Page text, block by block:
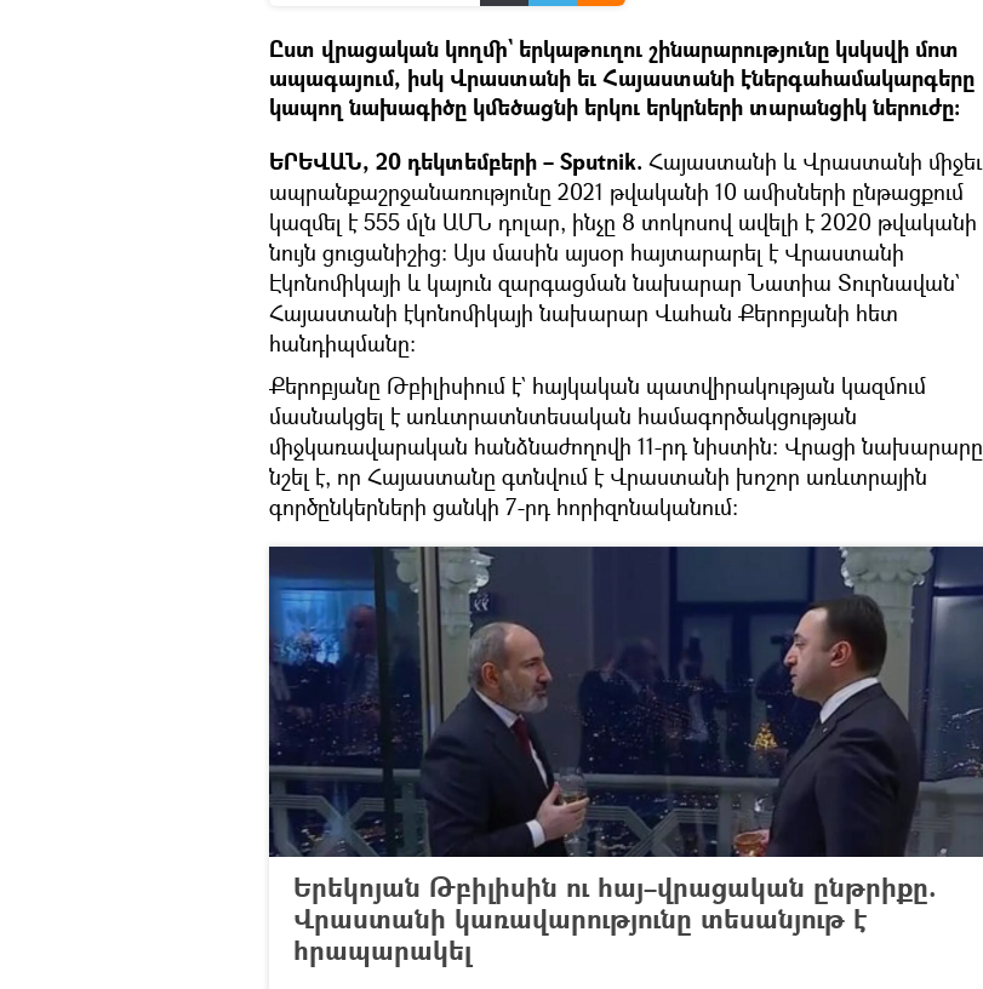
Ըստ վրացական կողմի` երկաթուղու շինարարությունը կսկսվի մոտ
ապագայում, իսկ Վրաստանի եւ Հայաստանի էներգահամակարգերը
կապող նախագիծը կմեծացնի երկու երկրների տարանցիկ ներուժը:
ԵՐԵՎԱՆ, 20 դեկտեմբերի – Sputnik. Հայաստանի և Վրաստանի միջեւ
ապրանքաշրջանառությունը 2021 թվականի 10 ամիսների ընթացքում
կազմել է 555 մլն ԱՄՆ դոլար, ինչը 8 տոկոսով ավելի է 2020 թվականի
նույն ցուցանիշից: Այս մասին այսօր հայտարարել է Վրաստանի
Էկոնոմիկայի և կայուն զարգացման նախարար Նատիա Տուրնավան`
Հայաստանի էկոնոմիկայի նախարար Վահան Քերոբյանի հետ
հանդիպմանը։
Քերոբյանը Թբիլիսիում է` հայկական պատվիրակության կազմում
մասնակցել է առևտրատնտեսական համագործակցության
միջկառավարական հանձնաժողովի 11-րդ նիստին։ Վրացի նախարարը
նշել է, որ Հայաստանը գտնվում է Վրաստանի խոշոր առևտրային
գործընկերների ցանկի 7-րդ հորիզոնականում:
Երեկոյան Թբիլիսին ու հայ–վրացական ընթրիքը.
Վրաստանի կառավարությունը տեսանյութ է
հրապարակել